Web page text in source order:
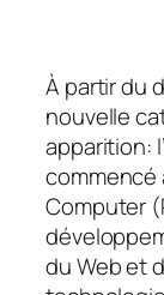
À partir du
nouvelle
apparition:
commencé
Computer
du Web et